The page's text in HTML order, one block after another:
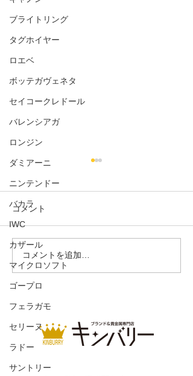
ブライトリング
タグホイヤー
ロエベ
ボッテガヴェネタ
セイコークレドール
バレンシアガ
ロンジン
ダミアーニ
ニンテンドー
バカラ
IWC
カザール
マイクロソフト
ゴープロ
フェラガモ
セリーヌ
ラドー
サントリー
ドライビングシューズ ス
ウェード
コメント
コメントを追加…